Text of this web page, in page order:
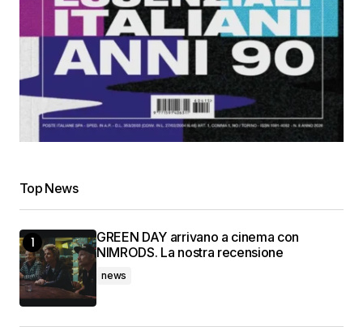
Top News
GREEN DAY arrivano a cinema con
NIMRODS. La nostra recensione
news